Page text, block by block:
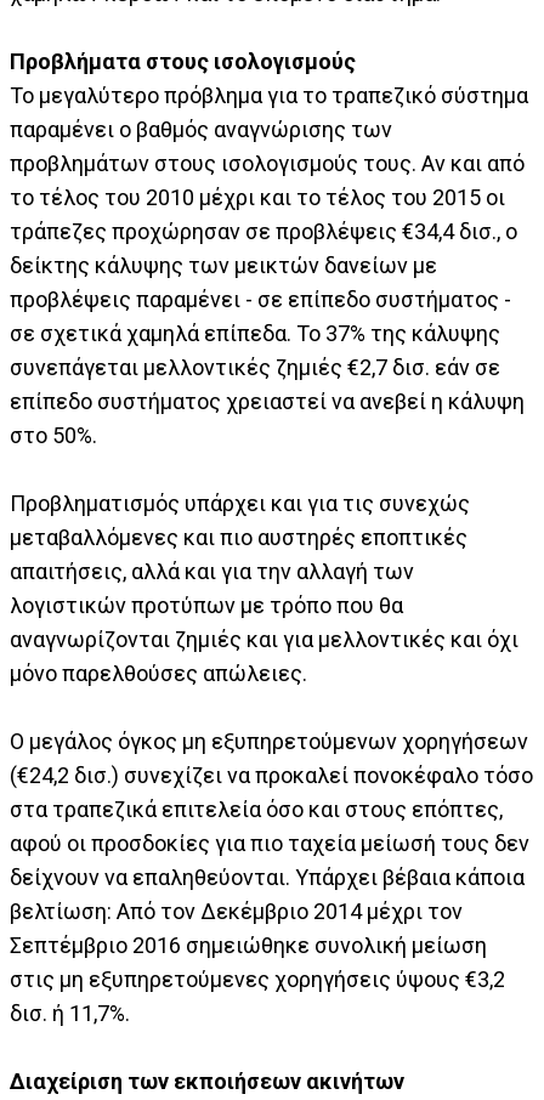
Προβλήματα στους ισολογισμούς
Το μεγαλύτερο πρόβλημα για το τραπεζικό σύστημα
παραμένει ο βαθμός αναγνώρισης των
προβλημάτων στους ισολογισμούς τους. Αν και από
το τέλος του 2010 μέχρι και το τέλος του 2015 οι
τράπεζες προχώρησαν σε προβλέψεις €34,4 δισ., ο
δείκτης κάλυψης των μεικτών δανείων με
προβλέψεις παραμένει - σε επίπεδο συστήματος -
σε σχετικά χαμηλά επίπεδα. Το 37% της κάλυψης
συνεπάγεται μελλοντικές ζημιές €2,7 δισ. εάν σε
επίπεδο συστήματος χρειαστεί να ανεβεί η κάλυψη
στο 50%.
Προβληματισμός υπάρχει και για τις συνεχώς
μεταβαλλόμενες και πιο αυστηρές εποπτικές
απαιτήσεις, αλλά και για την αλλαγή των
λογιστικών προτύπων με τρόπο που θα
αναγνωρίζονται ζημιές και για μελλοντικές και όχι
μόνο παρελθούσες απώλειες.
Ο μεγάλος όγκος μη εξυπηρετούμενων χορηγήσεων
(€24,2 δισ.) συνεχίζει να προκαλεί πονοκέφαλο τόσο
στα τραπεζικά επιτελεία όσο και στους επόπτες,
αφού οι προσδοκίες για πιο ταχεία μείωσή τους δεν
δείχνουν να επαληθεύονται. Υπάρχει βέβαια κάποια
βελτίωση: Από τον Δεκέμβριο 2014 μέχρι τον
Σεπτέμβριο 2016 σημειώθηκε συνολική μείωση
στις μη εξυπηρετούμενες χορηγήσεις ύψους €3,2
δισ. ή 11,7%.
Διαχείριση των εκποιήσεων ακινήτων